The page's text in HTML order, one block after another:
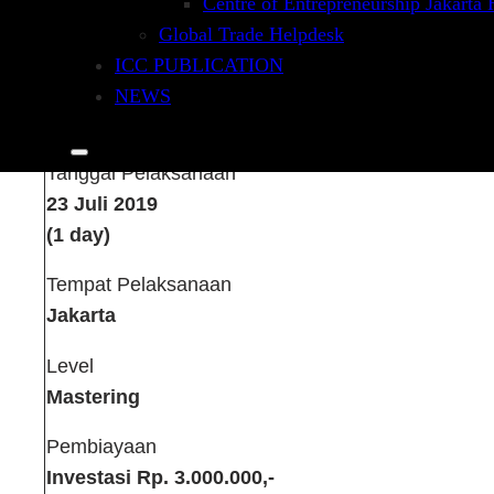
Global Trade Helpdesk
ICC PUBLICATION
NEWS
Tanggal Pelaksanaan
23 Juli 2019
(1 day)
Tempat Pelaksanaan
Jakarta
Level
Mastering
Pembiayaan
Investasi Rp. 3.000.000,-